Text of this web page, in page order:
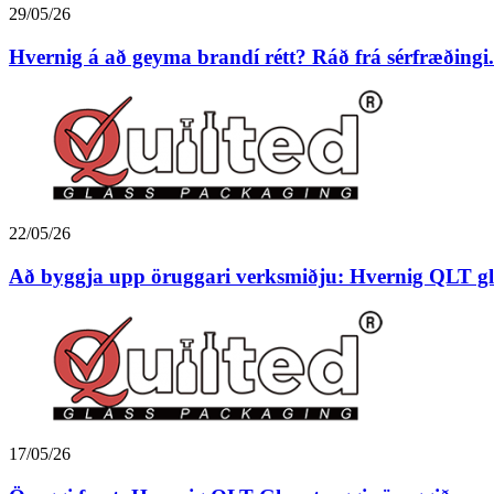
29/05/26
Hvernig á að geyma brandí rétt? Ráð frá
22/05/26
Að byggja upp öruggari verksmiðju: Hvernig QLT
17/05/26